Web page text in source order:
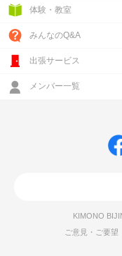
体験・教室
みんなのQ&A
出張サービス
メンバー一覧
KIMONO
ご意見・ご要望